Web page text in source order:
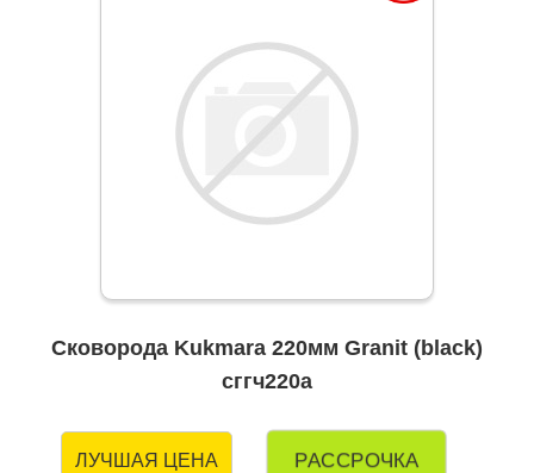
Сковорода Kukmara 220мм Granit (black)
сггч220а
ЛУЧШАЯ ЦЕНА РАССРОЧКА